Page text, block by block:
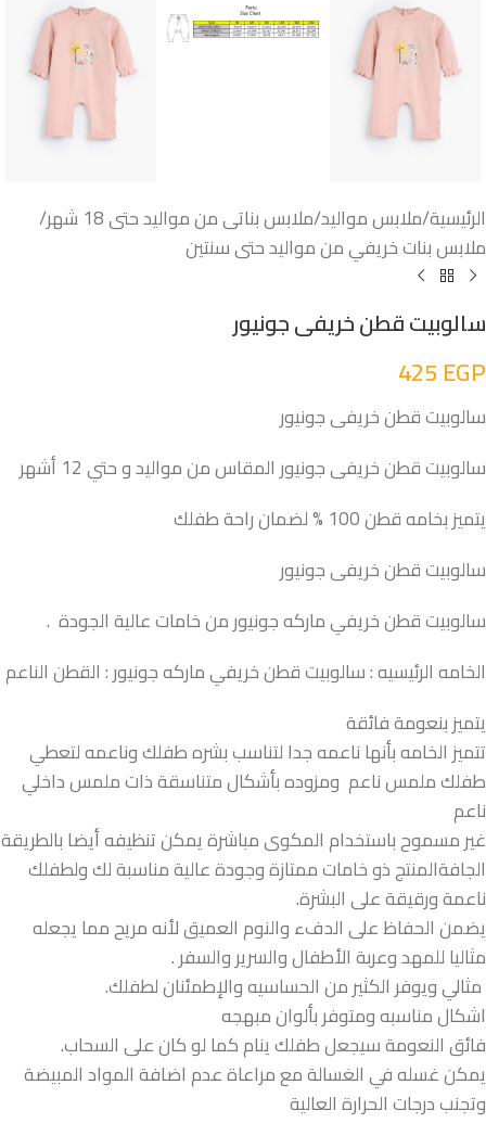
الرئيسية/ملابس مواليد/ملابس بناتى من مواليد حتى 18 شهر
/
ملابس بنات خريفي من مواليد حتى سنتين
سالوبيت قطن خريفى جونيور
425EGP
سالوبيت قطن خريفى جونيور
سالوبيت قطن خريفى جونيور المقاس من مواليد و حتي 12 أشهر
يتميز بخامه قطن 100 % لضمان راحة طفلك
سالوبيت قطن خريفى جونيور
سالوبيت قطن خريفي ماركه جونيور من خامات عالية الجودة .
الخامه الرئيسيه : سالوبيت قطن خريفي ماركه جونيور : القطن الناعم
يتميز بنعومة فائقة
تتميز الخامه بأنها ناعمه جدا لتناسب بشره طفلك وناعمه لتعطي
طفلك ملمس ناعم ومزوده بأشكال متناسقة ذات ملمس داخلي
ناعم
غير مسموح باستخدام المكوى مباشرة يمكن تنظيفه أيضا بالطريقة
الجافةالمنتج ذو خامات ممتازة وجودة عالية مناسبة لك ولطفلك
ناعمة ورقيقة على البشرة.
يضمن الحفاظ على الدفء والنوم العميق لأنه مريح مما يجعله
مثاليا للمهد وعربة الأطفال والسرير والسفر .
مثالي ويوفر الكثير من الحساسيه والإطمئنان لطفلك.
اشكال مناسبه ومتوفر بألوان مبهجه
فائق النعومة سيجعل طفلك ينام كما لو كان على السحاب.
يمكن غسله في الغسالة مع مراعاة عدم اضافة المواد المبيضة
وتجنب درجات الحرارة العالية